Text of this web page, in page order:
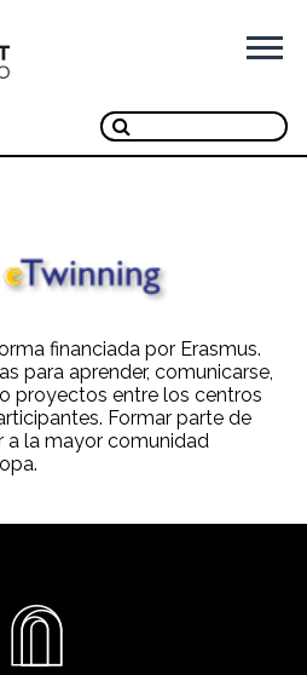
financiada por Erasmus.
para aprender, comunicarse,
proyectos entre los centros
Formar parte de
a la mayor comunidad